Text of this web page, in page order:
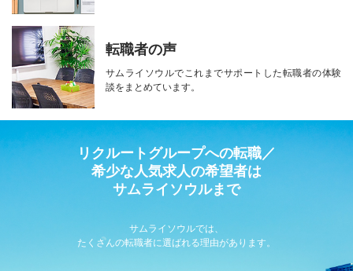
転職者の声
サムライソウルでこれまでサポートした転職者の体験
談をまとめています。
リクルートグループへの転職／
希少な人気求人の希望者は
サムライソウルまで
サムライソウルでは、
たくさんの転職者に選ばれる理由があります。